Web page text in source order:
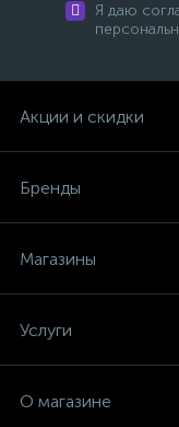
Я даю
Акции и скидки
Бренды
Магазины
Услуги
О магазине